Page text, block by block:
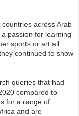
across Arab
passion for learning
sports or art all
continued to show
queries that had
compared to
for a range of
and are